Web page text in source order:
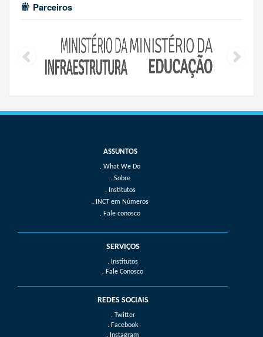
Parceiros
What We Do
Sobre
Institutos
INCT em Números
Fale conosco
SERVIÇOS
. Institutos
. Fale Conosco
REDES SOCIAIS
. Twitter
. Facebook
. Instagram